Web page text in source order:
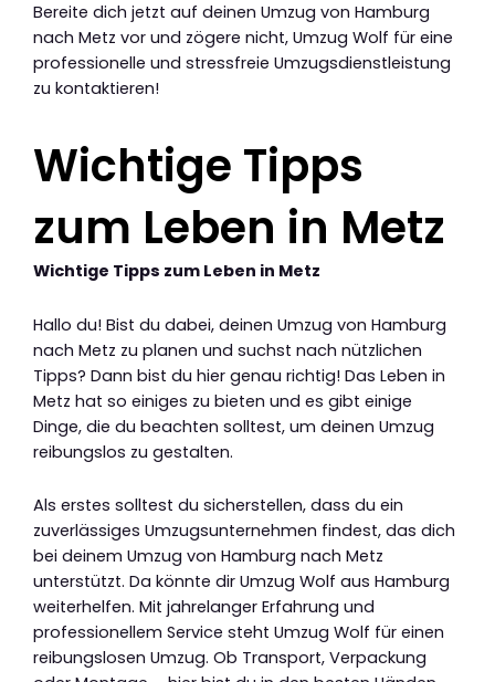
Bereite dich jetzt auf deinen Umzug von Hamburg
nach Metz vor und zögere nicht, Umzug Wolf für eine
professionelle und stressfreie Umzugsdienstleistung
zu kontaktieren!
Wichtige Tipps
zum Leben in Metz
Wichtige Tipps zum Leben in Metz
Hallo du! Bist du dabei, deinen Umzug von Hamburg
nach Metz zu planen und suchst nach nützlichen
Tipps? Dann bist du hier genau richtig! Das Leben in
Metz hat so einiges zu bieten und es gibt einige
Dinge, die du beachten solltest, um deinen Umzug
reibungslos zu gestalten.
Als erstes solltest du sicherstellen, dass du ein
zuverlässiges Umzugsunternehmen findest, das dich
bei deinem Umzug von Hamburg nach Metz
unterstützt. Da könnte dir Umzug Wolf aus Hamburg
weiterhelfen. Mit jahrelanger Erfahrung und
professionellem Service steht Umzug Wolf für einen
reibungslosen Umzug. Ob Transport, Verpackung